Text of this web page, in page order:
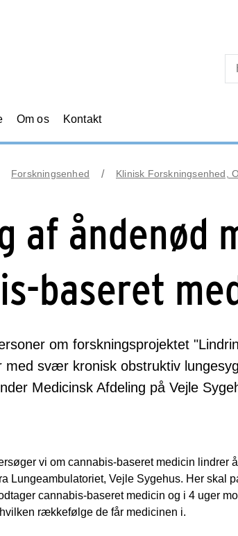
Om os Kontakt
Forskningsenhed
Klinisk Forskningsenhed,
af åndenød
baseret
om forskningsprojektet
med svær kronisk obstruktiv
Medicinsk Afdeling på Vejle
vi om cannabis-baseret medicin
Lungeambulatoriet, Vejle Sygehus. Her skal
cannabis-baseret medicin og i 4 uger
rækkefølge de får medicinen i.